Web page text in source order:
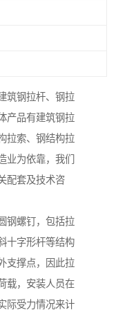
筑钢拉杆、钢拉
产品有建筑钢拉
拉索、钢结构拉
业为依靠，我们
配套及技术咨
钢螺钉，包括拉
十字形杆等结构
支撑点，因此拉
载，安装人员在
际受力情况来计